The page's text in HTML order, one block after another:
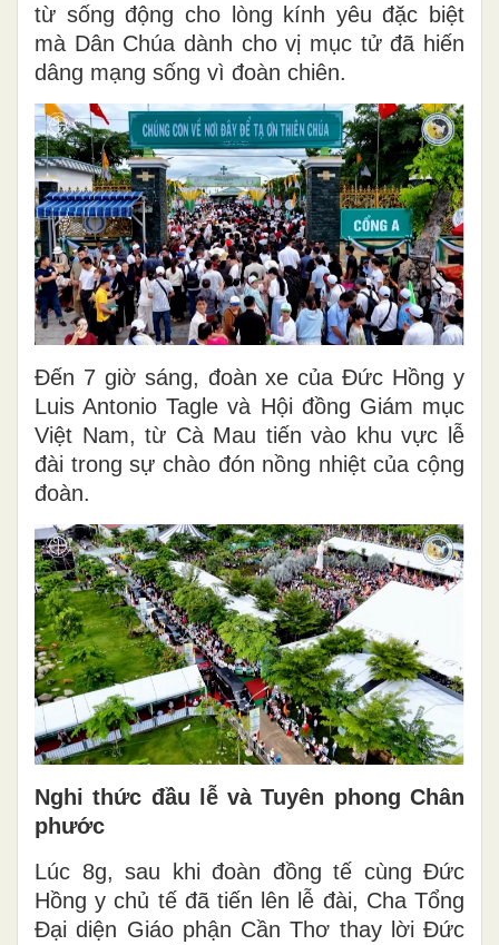
từ sống động cho lòng kính yêu đặc biệt
mà Dân Chúa dành cho vị mục tử đã hiến
dâng mạng sống vì đoàn chiên.
Đến 7 giờ sáng, đoàn xe của Đức Hồng y
Luis Antonio Tagle và Hội đồng Giám mục
Việt Nam, từ Cà Mau tiến vào khu vực lễ
đài trong sự chào đón nồng nhiệt của cộng
đoàn.
Nghi thức đầu l ễvàTuyên phong Chân
phước
Lúc 8g, sau khi đoàn đồng tế cùng Đức
Hồng y chủ tế đã tiến lên lễ đài, Cha Tổng
Đại diện Giáo phận Cần Thơ thay lời Đức